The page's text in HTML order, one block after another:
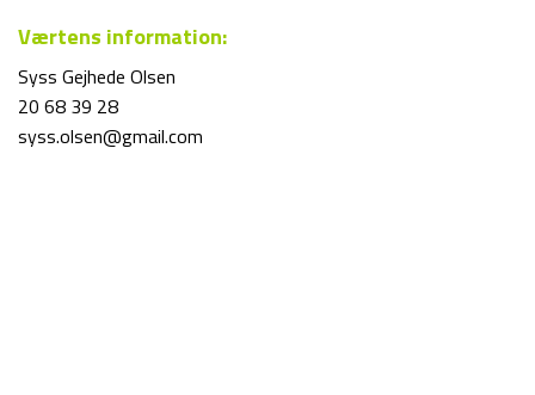
Værtens information:
Syss Gejhede Olsen
20 68 39 28
syss.olsen@gmail.com